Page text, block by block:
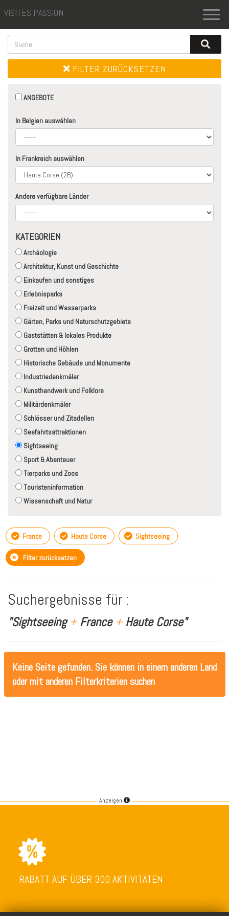
VISITES PASSION
FILTER ZURÜCKSETZEN
ANGEBOTE
In Belgien auswählen
In Frankreich auswählen
Andere verfügbare Länder
KATEGORIEN
Archäologie
Architektur, Kunst und Geschichte
Einkaufen und sonstiges
Erlebnisparks
Freizeit und Wasserparks
Gärten, Parks und Naturschutzgebiete
Gaststätten & lokales Produkte
Grotten und Höhlen
Historische Gebäude und Monumente
Industriedenkmäler
Kunsthandwerk und Folklore
Militärdenkmäler
Schlösser und Zitadellen
Seefahrtsattraktionen
Sightseeing
Sport & Abenteuer
Tierparks und Zoos
Touristeninformation
Wissenschaft und Natur
France Haute Corse Sightseeing
Filter zurücksetzen
Suchergebnisse für :
"Sightseeing+France +Haute Corse"
Keine Seite gefunden. Sie können in einem anderen Land
oder mit anderen Filterkriterien suchen
Anzeigen
RABATT AUF ÜBER 300 AKTIVITÄTEN